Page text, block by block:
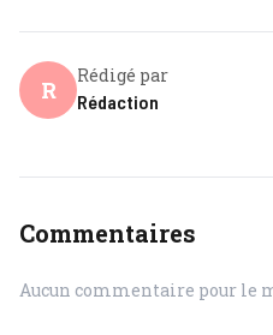
R
Rédigé par
Rédaction
Commentaires
Aucun commentaire pour le